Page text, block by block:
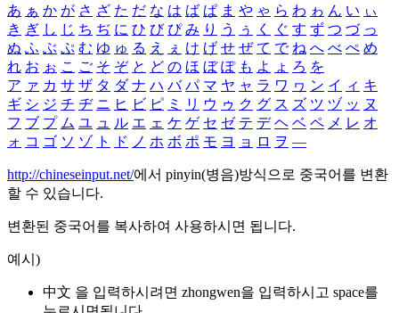
あ ぁ か が さ ざ た だ な は ば ぱ ま や ゃ ら わ ゎ ん い ぃ
き ぎ し じ ち ぢ に ひ び ぴ み り う ぅ く ぐ す ず つ づ っ
ぬ ふ ぶ ぷ む ゆ ゅ る え ぇ け げ せ ぜ て で ね へ べ ぺ め
れ お ぉ こ ご そ ぞ と ど の ほ ぼ ぽ も よ ょ ろ を
ア ァ カ サ ザ タ ダ ナ ハ バ パ マ ヤ ャ ラ ワ ヮ ン イ ィ キ
ギ シ ジ チ ヂ ニ ヒ ビ ピ ミ リ ウ ゥ ク グ ス ズ ツ ヅ ッ ヌ
フ ブ プ ム ユ ュ ル エ ェ ケ ゲ セ ゼ テ デ ヘ ベ ペ メ レ オ
ォ コ ゴ ソ ゾ ト ド ノ ホ ボ ポ モ ヨ ョ ロ ヲ ―
http://chineseinput.net/에서 pinyin(병음)방식으로 중국어를 변환
할 수 있습니다.
변환된 중국어를 복사하여 사용하시면 됩니다.
예시)
中文 을 입력하시려면 zhongwen을 입력하시고 space를